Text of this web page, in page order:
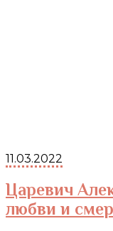
11.03.2022
Царевич
любви и